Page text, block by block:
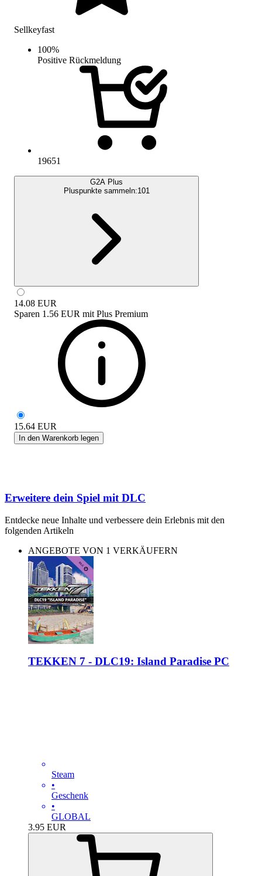
Sellkeyfast
100%
Positive Rückmeldung
19651
G2A Plus
Pluspunkte sammeln:101
14.08 EUR
Sparen 1.56 EUR mit Plus Premium
15.64 EUR
In den Warenkorb legen
Erweitere dein Spiel mit DLC
Entdecke neue Inhalte und verbessere dein Erlebnis mit den
folgenden Artikeln
ANGEBOTE VON 1 VERKÄUFERN
TEKKEN 7 - DLC19: Island Paradise PC
Steam
•
Geschenk
•
GLOBAL
3.95 EUR